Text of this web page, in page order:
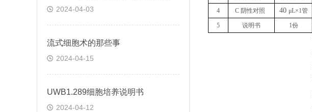
2024-04-03
流式细胞术的那些事
2024-04-15
UWB1.289细胞培养说明书
2024-04-12
4 C 阴性对照 40 μL×1管
5 说明书 1份